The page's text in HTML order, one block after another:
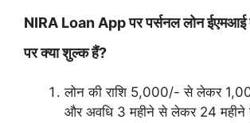
NIRA Loan App पर पर्सनल लोन ईएमआई
पर क्या शुल्क हैं?
लोन की राशि 5,000/- से लेकर
और अवधि 3 महीने से लेकर 24 महीने